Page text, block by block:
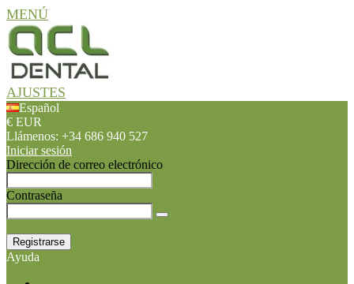
MENÚ
AJUSTES
Español
€ EUR
Llámenos: +34 686 940 527
Iniciar sesión
Dirección de correo electrónico
Contraseña
Registrarse
Ayuda